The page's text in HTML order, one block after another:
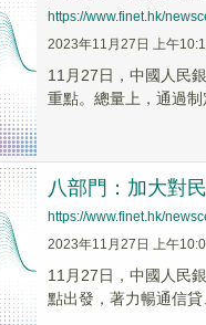
https://www.finet.hk/
2023年11月27日 上午
11月27日，中國人民
重點。總量上，通過制
八部門：加大對
https://www.finet.hk/
2023年11月27日 上午
11月27日，中國人民
點出發，著力暢通信貸